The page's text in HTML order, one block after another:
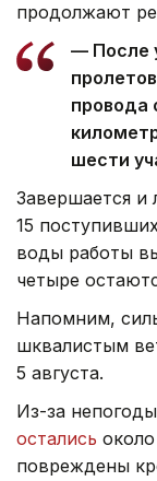
продолжают
— После
провода
шести
Завершается и
15
воды работы
четыре
Напомним,
шквалистым
5 августа.
Из-за
остались
повреждены